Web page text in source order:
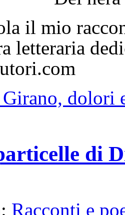
il mio
letteraria
dolori
di
Racconti e